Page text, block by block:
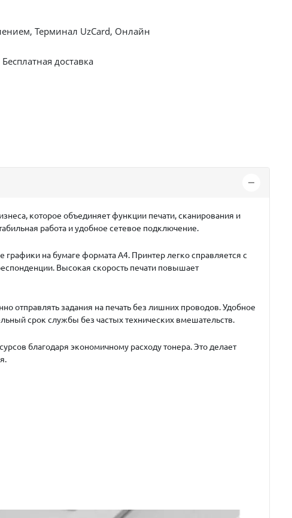
Терминал UzCard, Онлайн
доставка
которое объединяет функции печати, сканирования и
работа и удобное сетевое подключение.
на бумаге формата A4. Принтер легко справляется с
Высокая скорость печати повышает
отправлять задания на печать без лишних проводов. Удобное
срок службы без частых технических вмешательств.
благодаря экономичному расходу тонера. Это делает